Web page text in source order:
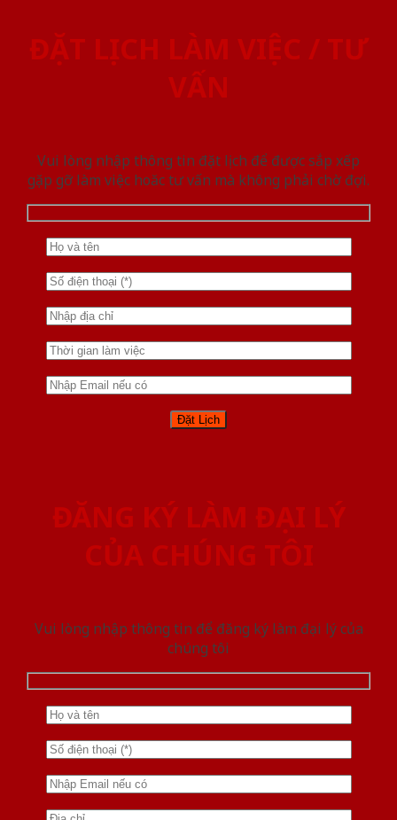
ĐẶT LỊCH LÀM VIỆC / TƯ
VẤN
Vui lòng nhập thông tin đặt lịch để được sắp xếp
gặp gỡ làm việc hoăc tư vấn mà không phải chờ đợi.
ĐĂNG KÝ LÀM ĐẠI LÝ
CỦA CHÚNG TÔI
Vui lòng nhập thông tin để đăng ký làm đại lý của
chúng tôi